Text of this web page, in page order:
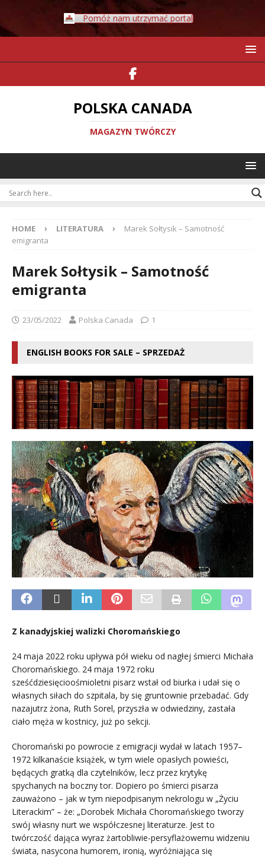
Pomóż nam utrzymać portal
POLSKA CANADA
MAGAZYN TWÓRCZY
HOME LITERATURA
Marek Sołtysik – Samotność
emigranta
Marek Sołtysik – Samotność
emigranta
23/05/2022 Polska Canada 1
ENGLISH BOOKS FOR SALE – SPRZEDAŻ
Z kanadyjskiej walizki Choromańskiego
24 maja 2022 roku upływa pół wieku od nagłej śmierci Michała
Choromańskiego. 24 maja 1972 roku
sześćdziesięcioośmioletni pisarz wstał od biurka i udał się o
własnych siłach do szpitala, by się gruntownie przebadać. Gdy
nazajutrz żona, Ruth Sorel, przyszła w odwiedziny, zastała
ciało męża w kostnicy, już po sekcji.
Choromański po powrocie z emigracji wydał w latach 1957–
1972 kilkanaście książek, w tym wiele opasłych powieści,
będących gratką dla czytelników, lecz przez krytykę
spychanych na boczny tor. Dopiero po śmierci pisarza
zauważono – jak w tym niepodpisanym nekrologu w „Życiu
Literackim” – że: „Dorobek Michała Choromańskiego tworzy
swój własny nurt we współczesnej literaturze. Jest to
twórczość dająca wyraz żartobliwie-persyflażowemu widzeniu
świata, nasycona humorem, ironią, wyróżniająca się